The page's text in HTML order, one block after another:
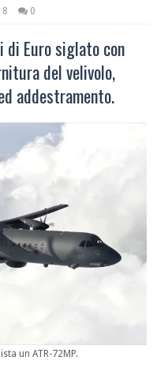
0
Euro siglato con
del velivolo,
addestramento.
un ATR-72MP.